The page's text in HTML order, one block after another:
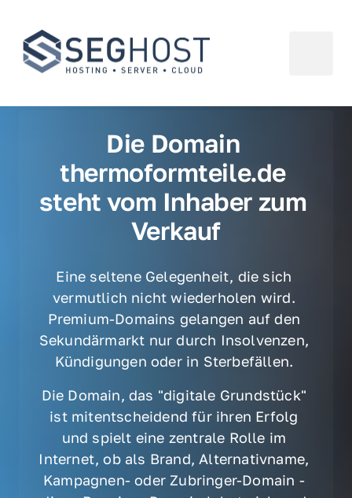
Die Domain
thermoformteile.de
steht vom Inhaber zum
Verkauf
Eine seltene Gelegenheit, die sich
vermutlich nicht wiederholen wird.
Premium-Domains gelangen auf den
Sekundärmarkt nur durch Insolvenzen,
Kündigungen oder in Sterbefällen.
Die Domain, das "digitale Grundstück"
ist mitentscheidend für ihren Erfolg
und spielt eine zentrale Rolle im
Internet, ob als Brand, Alternativname,
Kampagnen- oder Zubringer-Domain -